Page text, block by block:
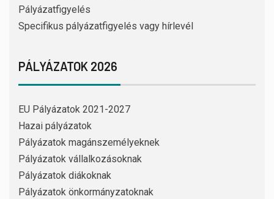
Pályázatfigyelés
Specifikus pályázatfigyelés vagy hírlevél
PÁLYÁZATOK 2026
EU Pályázatok 2021-2027
Hazai pályázatok
Pályázatok magánszemélyeknek
Pályázatok vállalkozásoknak
Pályázatok diákoknak
Pályázatok önkormányzatoknak